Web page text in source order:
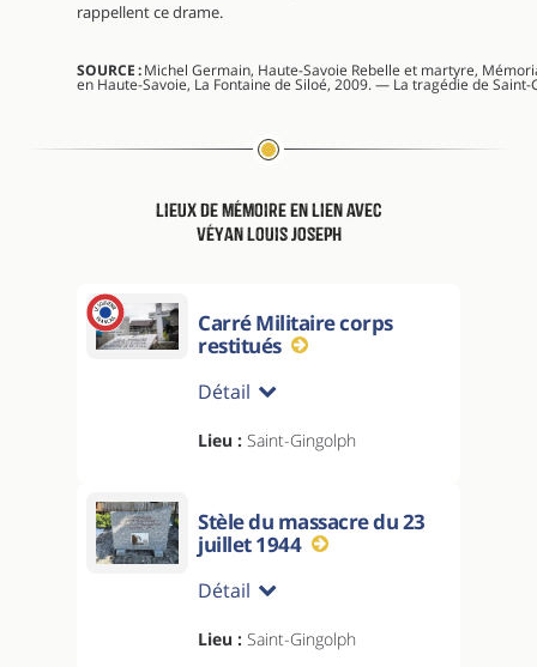
rappellent ce drame.
SOURCE :Michel Germain, Haute-Savoie Rebelle et martyre,
en Haute-Savoie, La Fontaine de Siloé, 2009. — La tragédie de Saint-
Lieux de mémoire en lien avec
Véyan Louis Joseph
Carré Militaire corps
restitués
Détail
Lieu : Saint-Gingolph
Stèle du massacre du 23
juillet 1944
Détail
Lieu : Saint-Gingolph